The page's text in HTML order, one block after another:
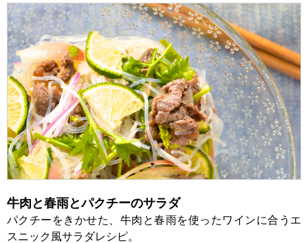
牛肉と春雨とパクチーのサラダ
パクチーをきかせた、牛肉と春雨を使ったワインに合うエ
スニック風サラダレシピ。